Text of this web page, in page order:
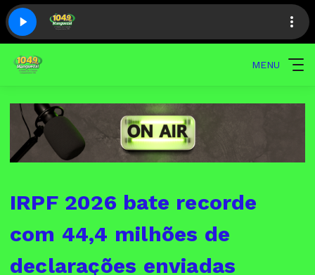
MENU
IRPF 2026 bate recorde
com 44,4 milhões de
declarações enviadas